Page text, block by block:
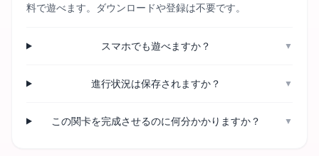
料で遊べます。ダウンロードや登録は不要です。
スマホでも遊べますか？ ▼
進行状況は保存されますか？ ▼
この関卡を完成させるのに何分かかりますか？ ▼